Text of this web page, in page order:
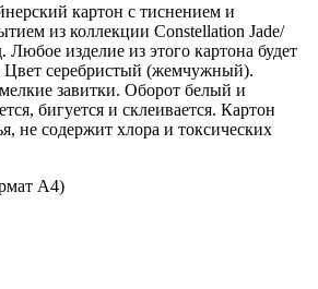
картон с тиснением и
из коллекции Constellation Jade/
изделие из этого картона будет
Цвет серебристый (жемчужный).
завитки. Оборот белый и
бигуется и склеивается. Картон
не содержит хлора и токсических
А4)